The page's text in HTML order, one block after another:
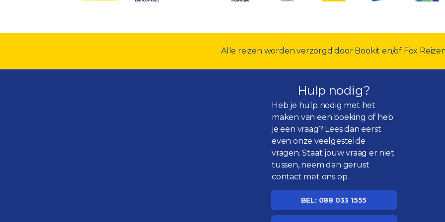
Alle reizen worden verzorgd door Bookit en/of Fox
Hulp nodig?
Heb je hulp nodig met het
maken van een boeking of heb
je een vraag? Lees dan eerst
even onzeveelgestelde
vragen. Staat jouw vraag er niet
tussen, neem dan gerust
contact met ons op.
BEL: 088 033 1555